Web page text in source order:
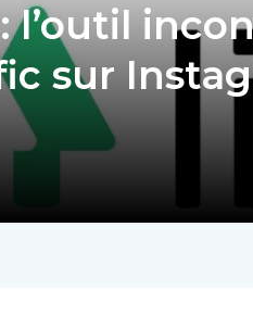
l’outil
sur